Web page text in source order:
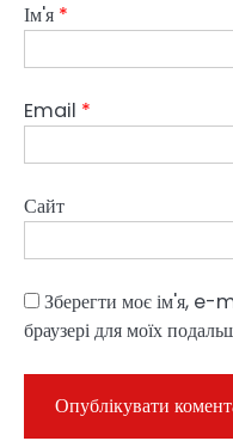
Ім'я *
Email *
Сайт
Зберегти моє ім'я, e-
браузері для моїх